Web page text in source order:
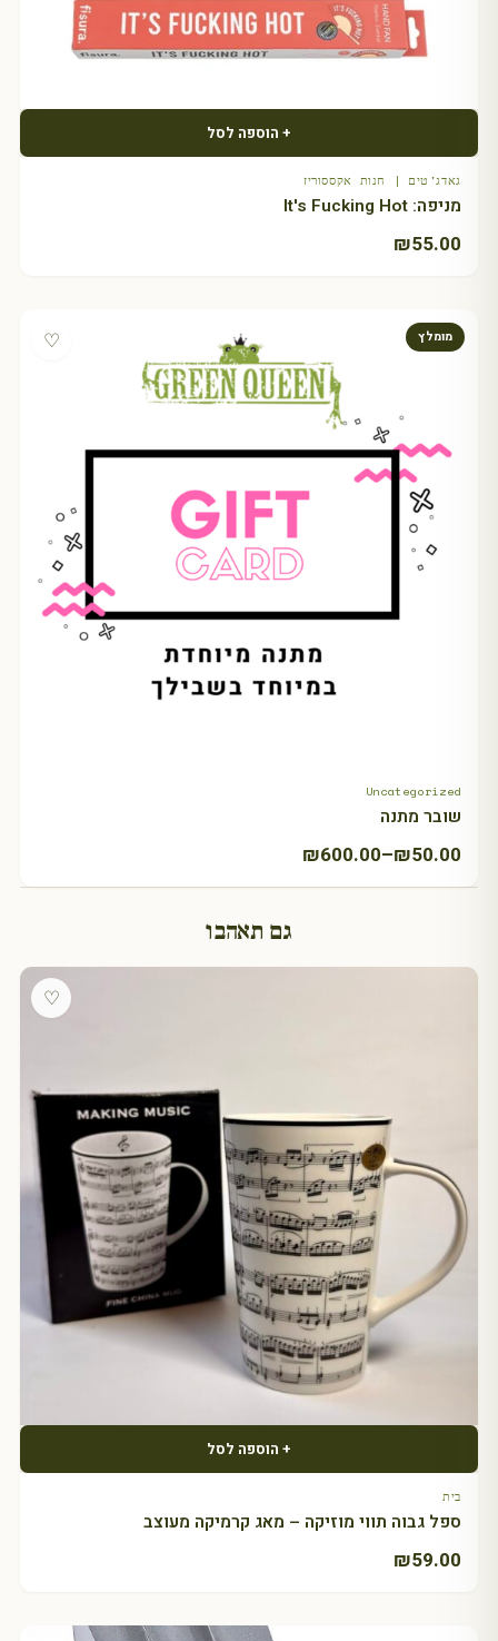
+ הוספה לסל
גאדג'טים | חנות אקססוריז
מניפה: It's Fucking Hot
₪55.00
מומלץ ♡
Uncategorized
שובר מתנה
₪50.00
–
₪600.00
טווח
מחירים:
גם תאהבו
♡
+ הוספה לסל
בית
ספל גבוה תווי מוזיקה – מאג קרמיקה מעוצב
₪59.00